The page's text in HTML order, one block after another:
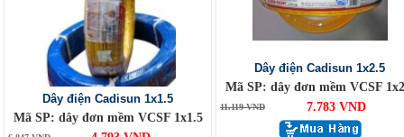
Dây điện Cadisun 1x1.5
Mã SP: dây đơn mềm VCSF 1x1.5
Dây điện Cadisun 1x2.5
Mã SP: dây đơn mềm VCSF
11.119 VND 7.783 VND